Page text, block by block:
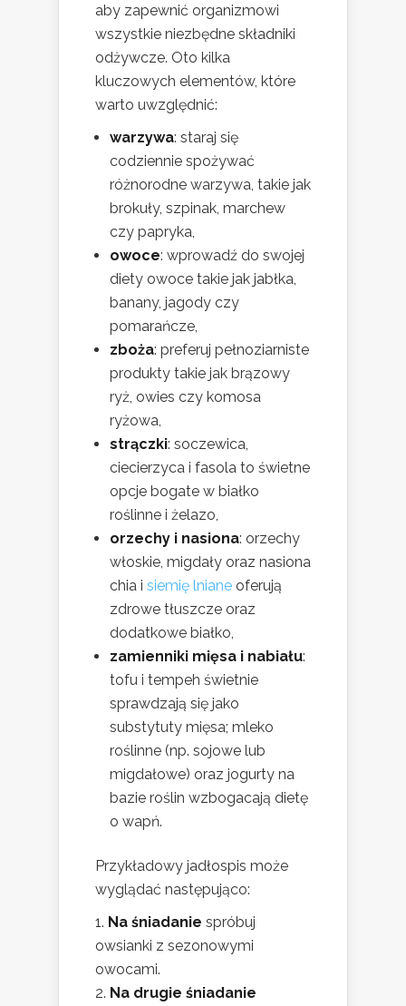
aby zapewnić organizmowi
wszystkie niezbędne składniki
odżywcze. Oto kilka
kluczowych elementów, które
warto uwzględnić:
warzywa: staraj się
codziennie spożywać
różnorodne warzywa, takie jak
brokuły, szpinak, marchew
czy papryka,
owoce: wprowadź do swojej
diety owoce takie jak jabłka,
banany, jagody czy
pomarańcze,
zboża: preferuj pełnoziarniste
produkty takie jak brązowy
ryż, owies czy komosa
ryżowa,
strączki: soczewica,
ciecierzyca i fasola to świetne
opcje bogate w białko
roślinne i żelazo,
orzechy i nasiona: orzechy
włoskie, migdały oraz nasiona
chia i siemię lniane oferują
zdrowe tłuszcze oraz
dodatkowe białko,
zamienniki mięsa i nabiału:
tofu i tempeh świetnie
sprawdzają się jako
substytuty mięsa; mleko
roślinne (np. sojowe lub
migdałowe) oraz jogurty na
bazie roślin wzbogacają dietę
o wapń.
Przykładowy jadłospis może
wyglądać następująco:
Na śniadanie spróbuj
owsianki z sezonowymi
owocami.
Na drugie śniadanie